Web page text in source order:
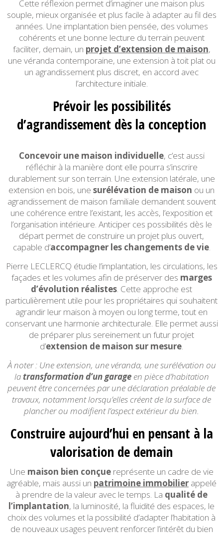
Cette réflexion permet d’imaginer une maison plus
souple, mieux organisée et plus facile à adapter au fil des
années. Une implantation bien pensée, des volumes
cohérents et une bonne lecture du terrain peuvent
faciliter, demain, un projet d’extension de maison,
une véranda contemporaine, une extension à toit plat ou
un agrandissement plus discret, en accord avec
l’architecture initiale.
Prévoir les possibilités
d’agrandissement dès la conception
Concevoir une maison individuelle, c’est aussi
réfléchir à la manière dont elle pourra s’inscrire
durablement sur son terrain. Une extension latérale, une
extension en bois, une surélévation de maison ou un
agrandissement de maison familiale demandent souvent
une cohérence entre l’existant, les accès, l’exposition et
l’organisation intérieure. Anticiper ces possibilités dès le
départ permet de construire un projet plus ouvert,
capable d’accompagner les changements de vie.
Pierre LECLERCQ étudie l’implantation, les circulations, les
façades et les volumes afin de préserver des marges
d’évolution réalistes. Cette approche est
particulièrement utile pour les propriétaires qui souhaitent
agrandir leur maison à moyen ou long terme, tout en
conservant une harmonie architecturale. Elle permet aussi
de préparer plus sereinement un futur projet
d’extension de maison sur mesure.
À noter : Une extension, une véranda, une surélévation ou
la transformation d’un garageen pièce d’habitation
peuvent être concernées par une déclaration préalable de
travaux, notamment lorsqu’elles créent de la surface de
plancher ou modifient l’aspect extérieur du bien.
Construire aujourd’hui en pensant à la
valorisation de demain
Une maison bien conçuereprésente un cadre de vie
agréable, mais aussi un patrimoine immobilier appelé
à prendre de la valeur avec le temps. La qualité de
l’implantation, la luminosité, la fluidité des espaces, le
choix des volumes et la possibilité d’adapter l’habitation à
de nouveaux usages peuvent renforcer l’intérêt du bien